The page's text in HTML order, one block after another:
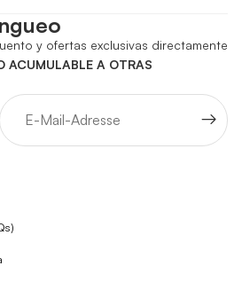
y ofertas exclusivas directamente
ACUMULABLE A OTRAS